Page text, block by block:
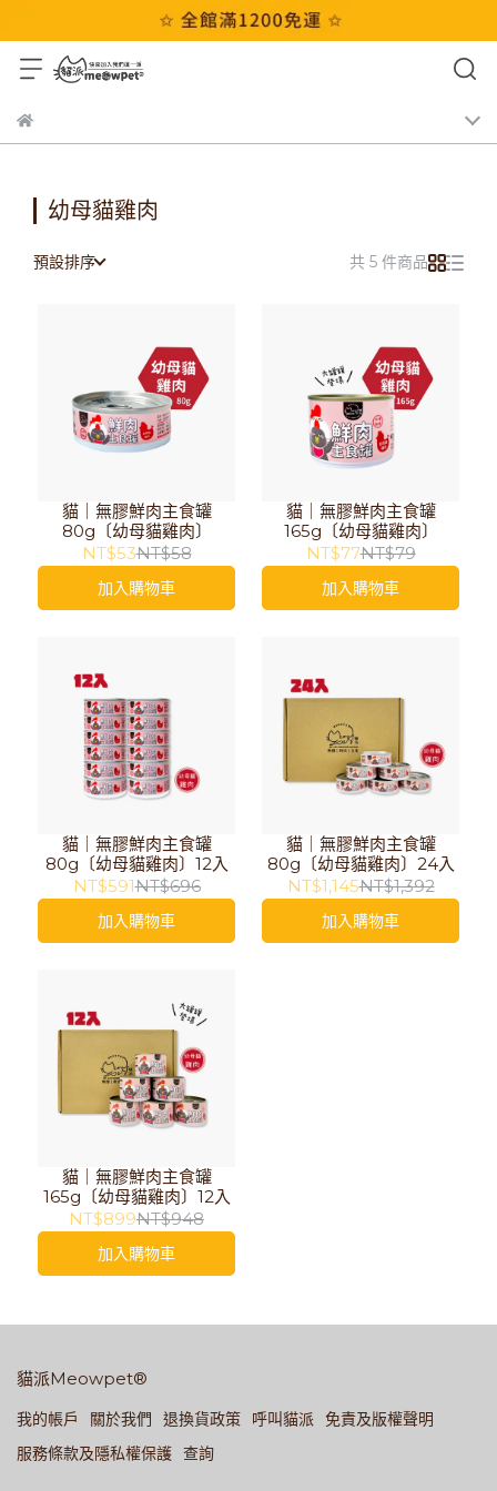
幼母貓雞肉
預設排序 共 5 件商品
貓｜無膠鮮肉主食罐
80g〔幼母貓雞肉〕
NT$53NT$58
加入購物車
貓｜無膠鮮肉主食罐
165g〔幼母貓雞肉〕
NT$77NT$79
加入購物車
貓｜無膠鮮肉主食罐
80g〔幼母貓雞肉〕12入
NT$591NT$696
加入購物車
貓｜無膠鮮肉主食罐
80g〔幼母貓雞肉〕24入
NT$1,145NT$1,392
加入購物車
貓｜無膠鮮肉主食罐
165g〔幼母貓雞肉〕12入
NT$899NT$948
加入購物車
貓派Meowpet®
我的帳戶 關於我們 退換貨政策 呼叫貓派 免責及版權聲明
服務條款及隱私權保護 查詢